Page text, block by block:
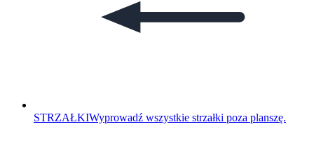
STRZAŁKIWyprowadź wszystkie strzałki poza planszę.